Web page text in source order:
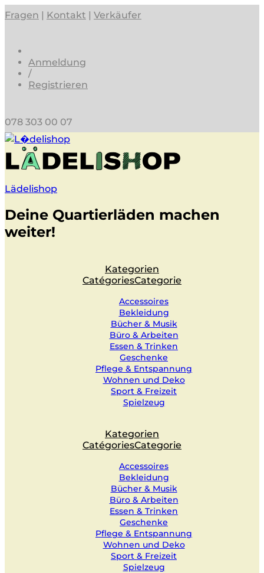
Fragen | Kontakt | Verkäufer
Anmeldung
/
Registrieren
078 303 00 07
Lädelishop
Deine Quartierläden machen
weiter!
Kategorien
CatégoriesCategorie
Accessoires
Bekleidung
Bücher & Musik
Büro & Arbeiten
Essen & Trinken
Geschenke
Pflege & Entspannung
Wohnen und Deko
Sport & Freizeit
Spielzeug
Kategorien
CatégoriesCategorie
Accessoires
Bekleidung
Bücher & Musik
Büro & Arbeiten
Essen & Trinken
Geschenke
Pflege & Entspannung
Wohnen und Deko
Sport & Freizeit
Spielzeug